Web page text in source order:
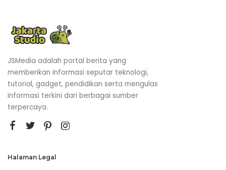
JSMedia adalah portal berita yang
memberikan informasi seputar teknologi,
tutorial, gadget, pendidikan serta mengulas
informasi terkini dari berbagai sumber
terpercaya.
Halaman Legal